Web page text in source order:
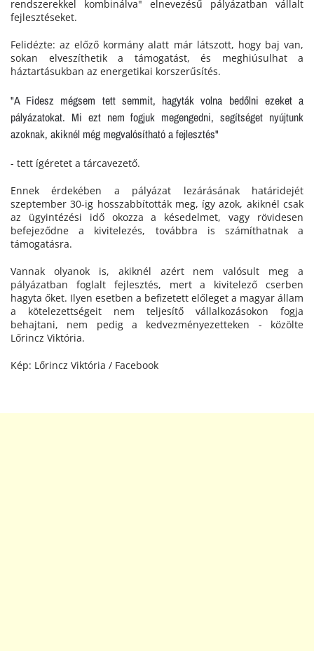
rendszerekkel kombinálva" elnevezésű pályázatban vállalt
fejlesztéseket.
Felidézte: az előző kormány alatt már látszott, hogy baj van,
sokan elveszíthetik a támogatást, és meghiúsulhat a
háztartásukban az energetikai korszerűsítés.
"A Fidesz mégsem tett semmit, hagyták volna bedőlni ezeket a
pályázatokat. Mi ezt nem fogjuk megengedni, segítséget nyújtunk
azoknak, akiknél még megvalósítható a fejlesztés"
- tett ígéretet a tárcavezető.
Ennek érdekében a pályázat lezárásának határidejét
szeptember 30-ig hosszabbították meg, így azok, akiknél csak
az ügyintézési idő okozza a késedelmet, vagy rövidesen
befejeződne a kivitelezés, továbbra is számíthatnak a
támogatásra.
Vannak olyanok is, akiknél azért nem valósult meg a
pályázatban foglalt fejlesztés, mert a kivitelező cserben
hagyta őket. Ilyen esetben a befizetett előleget a magyar állam
a kötelezettségeit nem teljesítő vállalkozásokon fogja
behajtani, nem pedig a kedvezményezetteken - közölte
Lőrincz Viktória.
Kép: Lőrincz Viktória / Facebook